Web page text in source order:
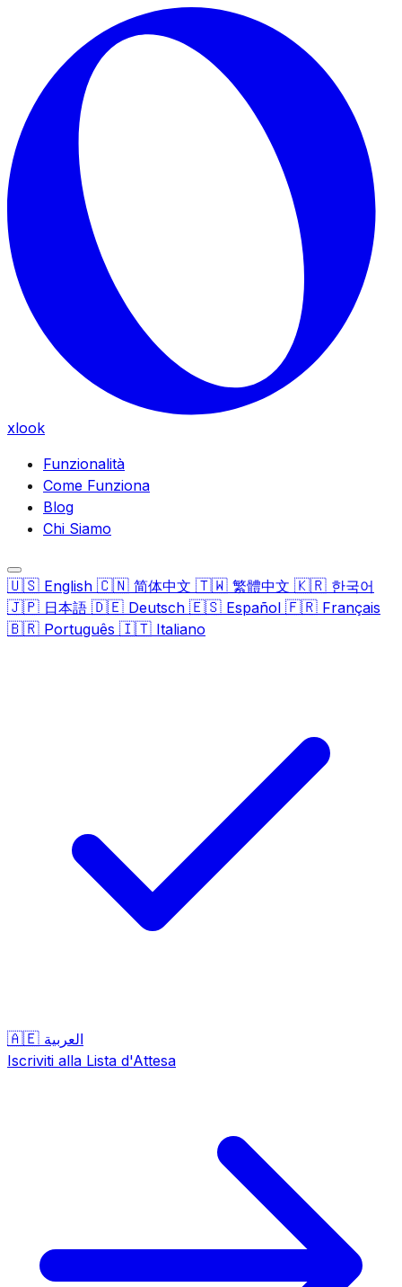
Skip to main content
xlook
Funzionalità
Come Funziona
Blog
Chi Siamo
🇺🇸 English 🇨🇳 简体中文 🇹🇼 繁體中文 🇰🇷 한국어
🇯🇵 日本語 🇩🇪 Deutsch 🇪🇸 Español 🇫🇷 Français
🇧🇷 Português 🇮🇹 Italiano
🇦🇪 العربية
Iscriviti alla Lista d'Attesa